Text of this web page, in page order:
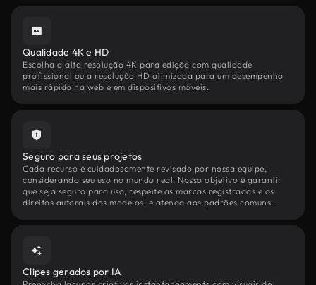
Qualidade 4K e HD
Escolha a alta resolução 4K para edição com qualidade
profissional ou a resolução HD otimizada para um desempenho
mais rápido na web e em dispositivos móveis.
Seguro para seus projetos
Cada recurso é cuidadosamente revisado por nossa equipe,
considerando seu uso no mundo real. Nosso objetivo é garantir
que seja seguro para uso, respeite as marcas registradas e os
direitos autorais dos modelos, e atenda aos padrões comuns.
Clipes gerados por IA